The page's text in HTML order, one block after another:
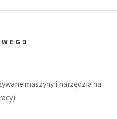
maszyny i narzędzia na